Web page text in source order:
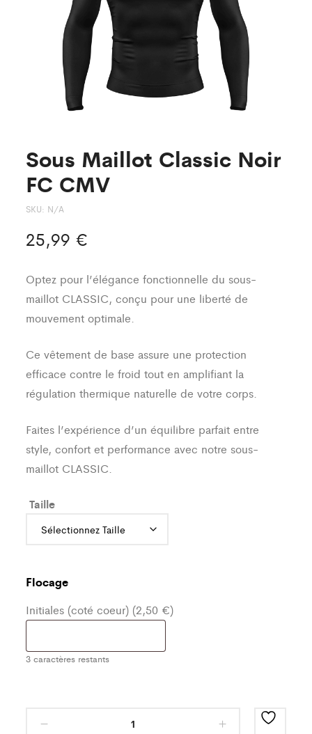
Sous Maillot Classic Noir
FC CMV
SKU: N/A
25,99 €
Optez pour l’élégance fonctionnelle du sous-
maillot CLASSIC, conçu pour une liberté de
mouvement optimale.
Ce vêtement de base assure une protection
efficace contre le froid tout en amplifiant la
régulation thermique naturelle de votre corps.
Faites l’expérience d’un équilibre parfait entre
style, confort et performance avec notre sous-
maillot CLASSIC.
Taille
Flocage
Initiales (coté coeur) (2,50 €)
3 caractères restants